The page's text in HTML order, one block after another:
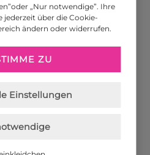
„Nur notwendige”. Ihre
jederzeit über die Cookie-
ändern oder widerrufen.
ZU
Einstellungen